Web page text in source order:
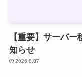
【重要】サーバ
知らせ
2026.8.07